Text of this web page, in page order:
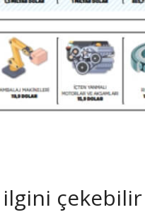
çekebilir